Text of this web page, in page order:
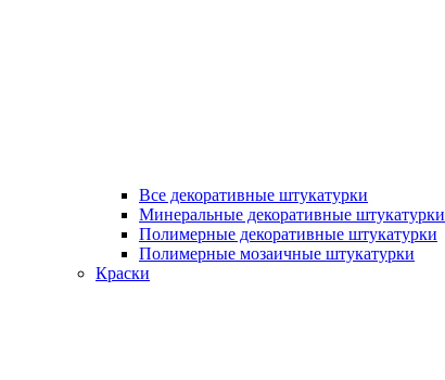
Все декоративные штукатурки
Минеральные декоративные штукатурки
Полимерные декоративные штукатурки
Полимерные мозаичные штукатурки
Краски